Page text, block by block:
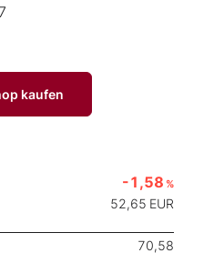
kaufen
-1,58 %
52,65 EUR
70,58